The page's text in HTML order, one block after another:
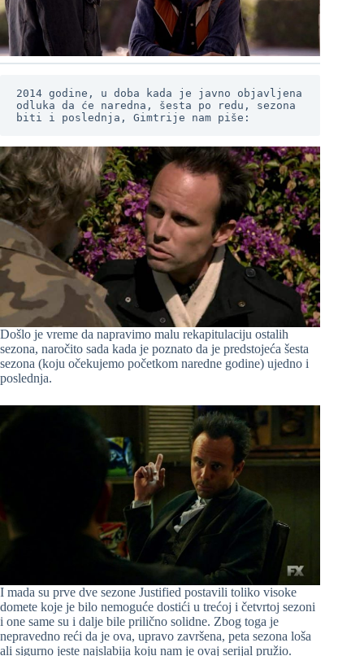
2014 godine, u doba kada je javno objavljena
odluka da će naredna, šesta po redu, sezona
biti i poslednja, Gimtrije nam piše:
Došlo je vreme da napravimo malu rekapitulaciju ostalih
sezona, naročito sada kada je poznato da je predstojeća šesta
sezona (koju očekujemo početkom naredne godine) ujedno i
poslednja.
I mada su prve dve sezone Justified postavili toliko visoke
domete koje je bilo nemoguće dostići u trećoj i četvrtoj sezoni
i one same su i dalje bile prilično solidne. Zbog toga je
nepravedno reći da je ova, upravo završena, peta sezona loša
ali sigurno jeste najslabija koju nam je ovaj serijal pružio.